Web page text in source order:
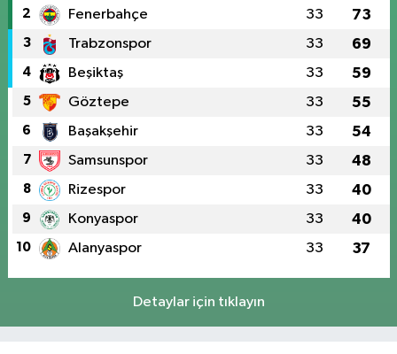
2 Fenerbahçe 33 73
3 Trabzonspor 33 69
4 Beşiktaş 33 59
5 Göztepe 33 55
6 Başakşehir 33 54
7 Samsunspor 33 48
8 Rizespor 33 40
9 Konyaspor 33 40
10 Alanyaspor 33 37
Detaylar için tıklayın